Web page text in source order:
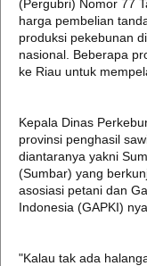
(Pergubri) Nomor 77
harga pembelian
produksi pekebunan
nasional. Beberapa
ke Riau untuk
Kepala Dinas
provinsi penghasil
diantaranya yakni
(Sumbar) yang
asosiasi petani dan
Indonesia (GAPKI) nya.
"Kalau tak ada